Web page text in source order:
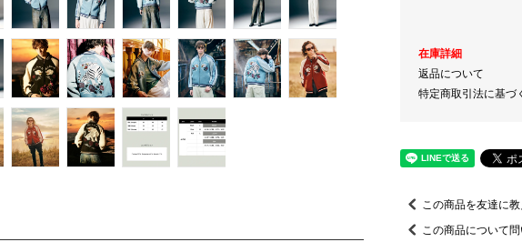
在庫詳細
返品について
特定商取引法に基づ
この商品を友達に
この商品について